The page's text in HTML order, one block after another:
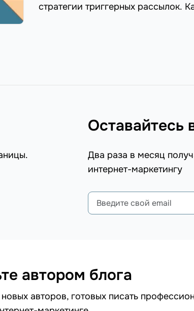
стратегии триггерных рассылок.
Оставайтесь
Два раза в месяц
интернет-маркетингу
автором блога
авторов, готовых писать